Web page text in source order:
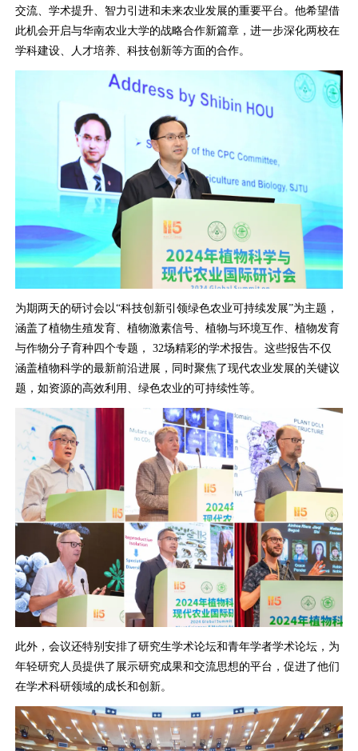
交流、学术提升、智力引进和未来农业发展的重要平台。他希望借
此机会开启与华南农业大学的战略合作新篇章，进一步深化两校在
学科建设、人才培养、科技创新等方面的合作。
为期两天的研讨会以“科技创新引领绿色农业可持续发展”为主题，
涵盖了植物生殖发育、植物激素信号、植物与环境互作、植物发育
与作物分子育种四个专题， 32场精彩的学术报告。这些报告不仅
涵盖植物科学的最新前沿进展，同时聚焦了现代农业发展的关键议
题，如资源的高效利用、绿色农业的可持续性等。
此外，会议还特别安排了研究生学术论坛和青年学者学术论坛，为
年轻研究人员提供了展示研究成果和交流思想的平台，促进了他们
在学术科研领域的成长和创新。